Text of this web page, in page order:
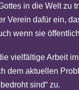
in die Welt zu
Verein dafür ein,
wenn sie
vielfältige Arbeit
dem aktuellen
sind“ zu.